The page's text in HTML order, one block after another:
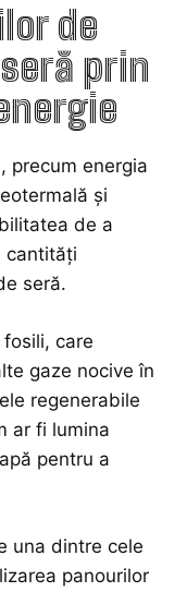
de
prin
precum energia
și
de a
cantități
seră.
care
gaze nocive în
regenerabile
ar fi lumina
pentru a
una dintre cele
panourilor